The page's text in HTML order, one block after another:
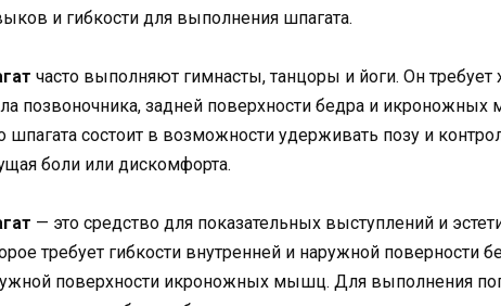
и гибкости для выполнения шпагата.
часто выполняют гимнасты, танцоры и йоги. Он требует
позвоночника, задней поверхности бедра и
шпагата состоит в возможности удерживать позу и
боли или дискомфорта.
— это средство для показательных выступлений и
требует гибкости внутренней и наружной поверности
поверхности икроножных мышц. Для выполнения